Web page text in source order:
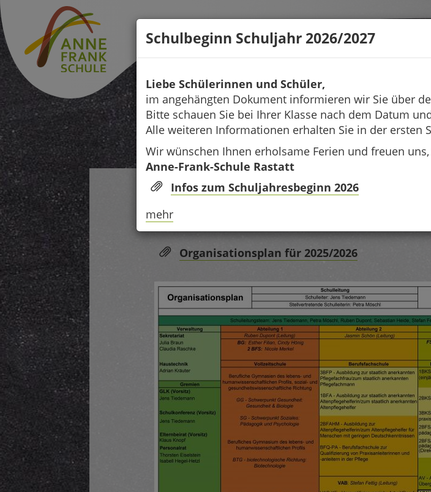
Direkt
zum
Inhalt
Unser Organisationsplan:
Organisationsplan für 2025/2026
Schulbeginn Schuljahr 2026/2027
Liebe Schülerinnen und Schüler,
im angehängten Dokument informieren wir Sie über
Bitte schauen Sie bei Ihrer Klasse nach dem Datum
Alle weiteren Informationen erhalten Sie in der ersten
Wir wünschen Ihnen erholsame Ferien und freuen
Anne-Frank-Schule Rastatt
Infos zum Schuljahresbeginn 2026
mehr